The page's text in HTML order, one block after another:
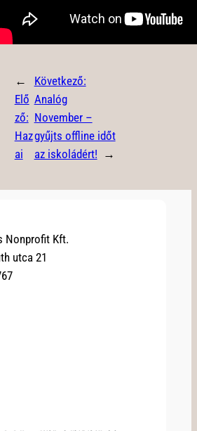
←
Elő
ző:
Haz
ai
Következő:
Analóg
November –
gyűjts offline időt
az iskoládért! →
Nonprofit Kft.
utca 21